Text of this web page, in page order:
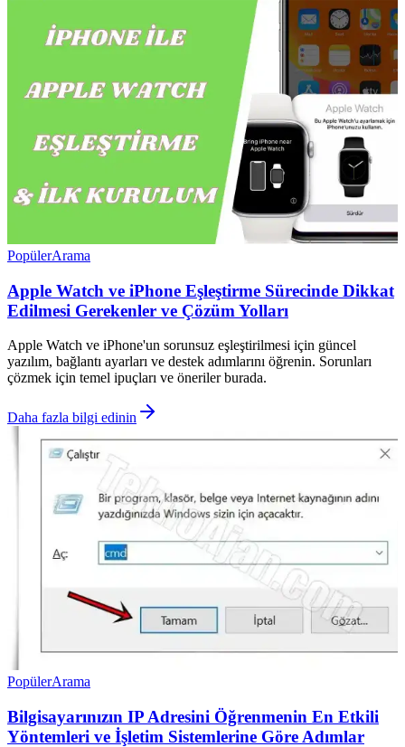
PopülerArama
Apple Watch ve iPhone Eşleştirme Sürecinde Dikkat
Edilmesi Gerekenler ve Çözüm Yolları
Apple Watch ve iPhone'un sorunsuz eşleştirilmesi için güncel
yazılım, bağlantı ayarları ve destek adımlarını öğrenin. Sorunları
çözmek için temel ipuçları ve öneriler burada.
Daha fazla bilgi edinin
PopülerArama
Bilgisayarınızın IP Adresini Öğrenmenin En Etkili
Yöntemleri ve İşletim Sistemlerine Göre Adımlar